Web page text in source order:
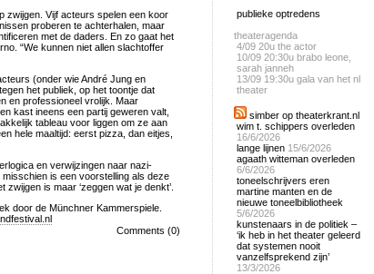
zwijgen. Vijf acteurs spelen een koor
proberen te achterhalen, maar
met de daders. En zo gaat het
“We kunnen niet allen slachtoffer
(onder wie André Jung en
het publiek, op het toontje dat
en professioneel vrolijk. Maar
kast ineens een partij geweren valt,
tableau voor liggen om ze aan
hele maaltijd: eerst pizza, dan eitjes,
en verwijzingen naar nazi-
is een voorstelling als deze
is maar ‘zeggen wat je denkt’.
door de Münchner Kammerspiele.
Comments (0)
publieke optredens
theateragenda
4/09 20u the actor
10/09 20:30u brabo leone,
sarah janneh
13/09 19:30u gala van het nl
theater
simber op theaterkrant.nl
wim t. schippers overleden
16/6/2026
lange lijnen 15/6/2026
agaath witteman overleden
6/6/2026
toneelschrijvers eren
martine manten en de
nieuwe toneelbibliotheek
5/6/2026
kunstenaars in de politiek –
‘ik heb in het theater geleerd
dat systemen nooit
vanzelfsprekend zijn’
13/3/2026